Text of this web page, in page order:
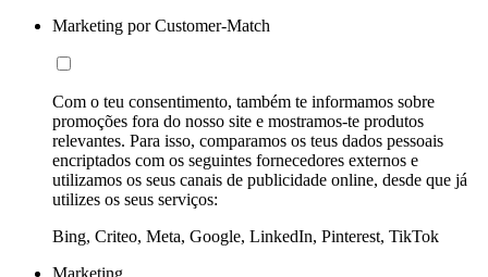
Marketing por Customer-Match
Com o teu consentimento, também te informamos sobre
promoções fora do nosso site e mostramos-te produtos
relevantes. Para isso, comparamos os teus dados pessoais
encriptados com os seguintes fornecedores externos e
utilizamos os seus canais de publicidade online, desde que já
utilizes os seus serviços:
Bing, Criteo, Meta, Google, LinkedIn, Pinterest, TikTok
Marketing